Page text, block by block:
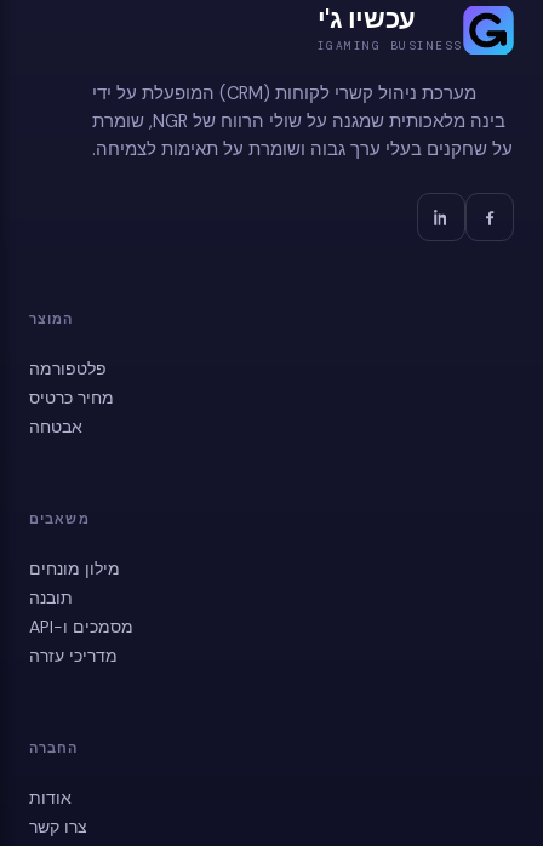
עכשיו ג'י
IGAMING BUSINESS
מערכת ניהול קשרי לקוחות (CRM) המופעלת על ידי
בינה מלאכותית שמגנה על שולי הרווח של NGR, שומרת
על שחקנים בעלי ערך גבוה ושומרת על תאימות לצמיחה.
המוצר
פלטפורמה
מחיר כרטיס
אבטחה
משאבים
מילון מונחים
תובנה
מסמכים ו-API
מדריכי עזרה
החברה
אודות
צרו קשר